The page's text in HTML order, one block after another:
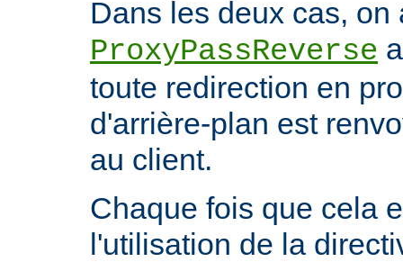
Dans les deux cas,
ProxyPassReverse
toute redirection en
d'arrière-plan est
au client.
Chaque fois que cela
l'utilisation de la